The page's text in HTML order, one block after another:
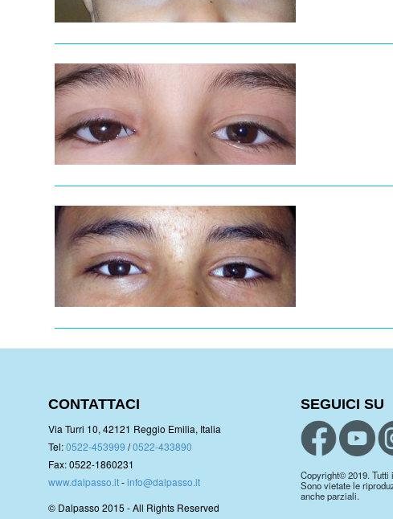
CONTATTACI
Via Turri 10, 42121 Reggio Emilia, Italia
Tel:0522-453999 /0522-433890
Fax: 0522-1860231
www.dalpasso.it-info@dalpasso.it
© Dalpasso 2015 - All Rights Reserved
SEGUICI SU
Copyright© 2019.
Sono vietate le
anche parziali.